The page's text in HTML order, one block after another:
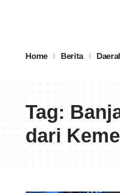
Home Berita
Tag:
dari